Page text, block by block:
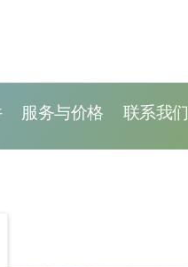
服务与价格 联系我们